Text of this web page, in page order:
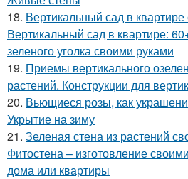
18. Вертикальный сад в
Вертикальный сад в квартире:
зеленого уголка своими руками
19. Приемы вертикального
растений. Конструкции для
20. Вьющиеся розы, как
Укрытие на зиму
21. Зеленая стена из растений
Фитостена – изготовление
дома или квартиры